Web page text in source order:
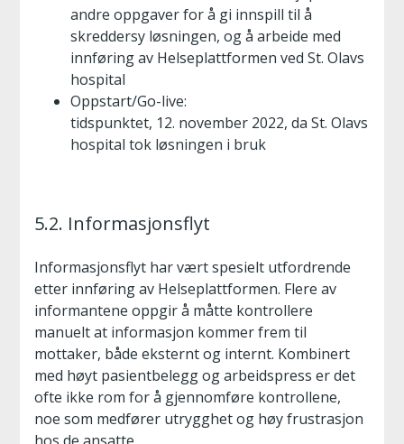
andre oppgaver for å gi innspill til å
skreddersy løsningen, og å arbeide med
innføring av Helseplattformen ved St. Olavs
hospital
Oppstart/Go-live:
tidspunktet, 12. november 2022, da St. Olavs
hospital tok løsningen i bruk
5.2. Informasjonsflyt
Informasjonsflyt har vært spesielt utfordrende
etter innføring av Helseplattformen. Flere av
informantene oppgir å måtte kontrollere
manuelt at informasjon kommer frem til
mottaker, både eksternt og internt. Kombinert
med høyt pasientbelegg og arbeidspress er det
ofte ikke rom for å gjennomføre kontrollene,
noe som medfører utrygghet og høy frustrasjon